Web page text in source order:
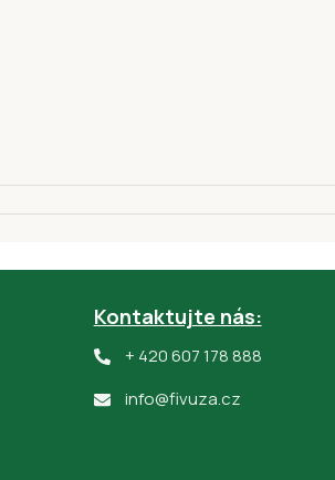
1, 110 00
Kontaktujte nás:
+ 420 607 178 888
info@fivuza.cz